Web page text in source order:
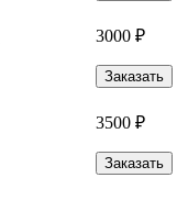
3000 ₽
Заказать
3500 ₽
Заказать